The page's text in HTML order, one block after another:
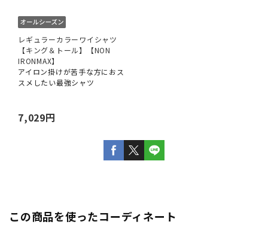
レギュラーカラーワイシャツ
【キング＆トール】【NON
IRONMAX】
アイロン掛けが苦手な方におス
スメしたい最強シャツ
7,029円
この商品を使ったコーディネート